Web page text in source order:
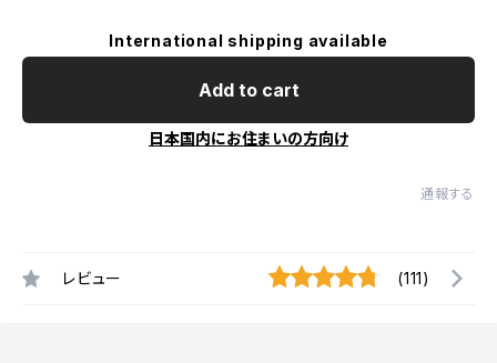
International shipping available
Add to cart
日本国内にお住まいの方向け
通報する
レビュー (111)